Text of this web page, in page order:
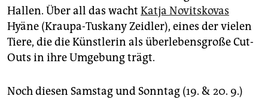
Hallen. Über all das wacht Katja Novitskovas
Hyäne (Kraupa-Tuskany Zeidler), eines der vielen
Tiere, die die Künstlerin als überlebensgroße Cut-
Outs in ihre Umgebung trägt.
Noch diesen Samstag und Sonntag (19. & 20. 9.)